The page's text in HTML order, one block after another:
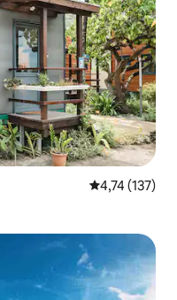
Classificação
4,74 (137)